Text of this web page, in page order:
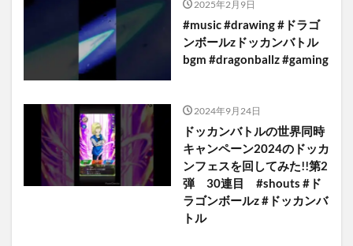
2025年2月9日
#music #drawing #ドラゴ
ンボールzドッカンバトル
bgm #dragonballz #gaming
2024年9月24日
ドッカンバトルの世界同時
キャンペーン2024のドッカ
ンフェスを回してみた!!第2
弾 30連目 #shouts #ド
ラゴンボールz #ドッカンバ
トル